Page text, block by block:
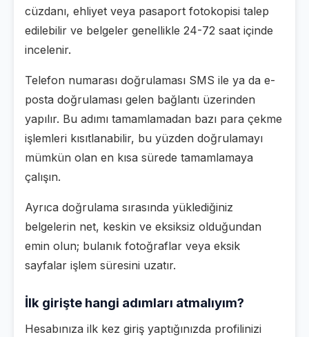
cüzdanı, ehliyet veya pasaport fotokopisi talep
edilebilir ve belgeler genellikle 24-72 saat içinde
incelenir.
Telefon numarası doğrulaması SMS ile ya da e-
posta doğrulaması gelen bağlantı üzerinden
yapılır. Bu adımı tamamlamadan bazı para çekme
işlemleri kısıtlanabilir, bu yüzden doğrulamayı
mümkün olan en kısa sürede tamamlamaya
çalışın.
Ayrıca doğrulama sırasında yüklediğiniz
belgelerin net, keskin ve eksiksiz olduğundan
emin olun; bulanık fotoğraflar veya eksik
sayfalar işlem süresini uzatır.
İlk girişte hangi adımları atmalıyım?
Hesabınıza ilk kez giriş yaptığınızda profilinizi